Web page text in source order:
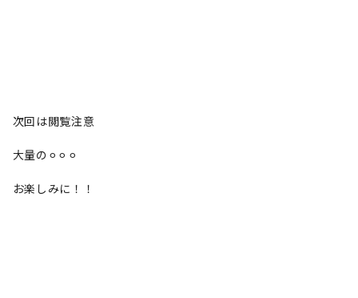
次回は閲覧注意
大量の⚪︎⚪︎⚪︎
お楽しみに！！